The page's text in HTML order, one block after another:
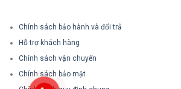
Chính sách bảo hành và đổi trả
Hỗ trợ khách hàng
Chính sách vận chuyển
Chính sách bảo mật